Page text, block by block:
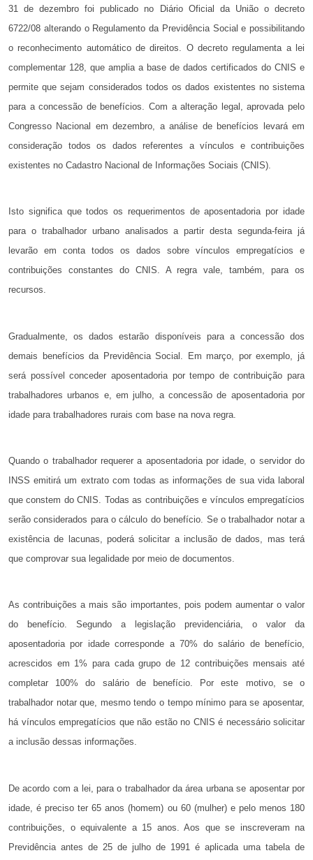
31 de dezembro foi publicado no Diário Oficial da União o decreto
6722/08 alterando o Regulamento da Previdência Social e possibilitando
o reconhecimento automático de direitos. O decreto regulamenta a lei
complementar 128, que amplia a base de dados certificados do CNIS e
permite que sejam considerados todos os dados existentes no sistema
para a concessão de benefícios. Com a alteração legal, aprovada pelo
Congresso Nacional em dezembro, a análise de benefícios levará em
consideração todos os dados referentes a vínculos e contribuições
existentes no Cadastro Nacional de Informações Sociais (CNIS).
Isto significa que todos os requerimentos de aposentadoria por idade
para o trabalhador urbano analisados a partir desta segunda-feira já
levarão em conta todos os dados sobre vínculos empregatícios e
contribuições constantes do CNIS. A regra vale, também, para os
recursos.
Gradualmente, os dados estarão disponíveis para a concessão dos
demais benefícios da Previdência Social. Em março, por exemplo, já
será possível conceder aposentadoria por tempo de contribuição para
trabalhadores urbanos e, em julho, a concessão de aposentadoria por
idade para trabalhadores rurais com base na nova regra.
Quando o trabalhador requerer a aposentadoria por idade, o servidor do
INSS emitirá um extrato com todas as informações de sua vida laboral
que constem do CNIS. Todas as contribuições e vínculos empregatícios
serão considerados para o cálculo do benefício. Se o trabalhador notar a
existência de lacunas, poderá solicitar a inclusão de dados, mas terá
que comprovar sua legalidade por meio de documentos.
As contribuições a mais são importantes, pois podem aumentar o valor
do benefício. Segundo a legislação previdenciária, o valor da
aposentadoria por idade corresponde a 70% do salário de benefício,
acrescidos em 1% para cada grupo de 12 contribuições mensais até
completar 100% do salário de benefício. Por este motivo, se o
trabalhador notar que, mesmo tendo o tempo mínimo para se aposentar,
há vínculos empregatícios que não estão no CNIS é necessário solicitar
a inclusão dessas informações.
De acordo com a lei, para o trabalhador da área urbana se aposentar por
idade, é preciso ter 65 anos (homem) ou 60 (mulher) e pelo menos 180
contribuições, o equivalente a 15 anos. Aos que se inscreveram na
Previdência antes de 25 de julho de 1991 é aplicada uma tabela de